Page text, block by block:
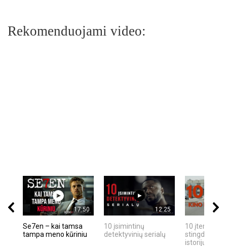
Rekomenduojami video:
17:50
Se7en – kai tamsa
tampa meno kūriniu
12:25
10 įsimintinų
detektyvinių serialų
10 įtemptų,
stingdančių
istorijų